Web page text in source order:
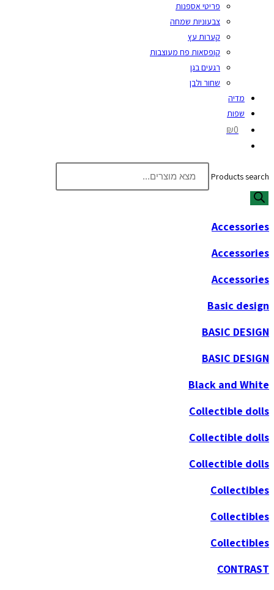
פריטי אספנות
צבעוניות שמחה
קערות עץ
קופסאות פח מעוצבות
רגעים בגן
שחור ולבן
מדיה
שפות
₪0
Products search
Accessories
Accessories
Accessories
Basic design
BASIC DESIGN
BASIC DESIGN
Black and White
Collectible dolls
Collectible dolls
Collectible dolls
Collectibles
Collectibles
Collectibles
CONTRAST